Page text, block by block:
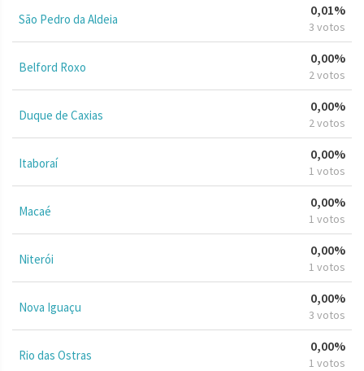
São Pedro da Aldeia
0,01%
3 votos
Belford Roxo
0,00%
2 votos
Duque de Caxias
0,00%
2 votos
Itaboraí
0,00%
1 votos
Macaé
0,00%
1 votos
Niterói
0,00%
1 votos
Nova Iguaçu
0,00%
3 votos
Rio das Ostras
0,00%
1 votos